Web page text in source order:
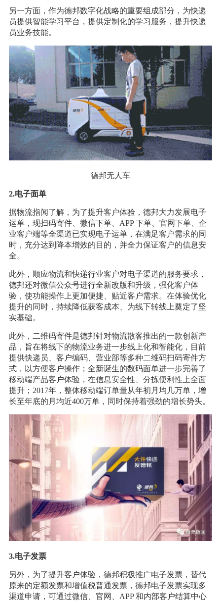
另一方面，作为德邦数字化战略的重要组成部分，为快递
员提供智能学习平台，提供定制化的学习服务，提升快递
员业务技能。
德邦无人车
2.电子面单
据物流指闻了解，为了提升客户体验，德邦大力发展电子
运单，现扫码寄件、微信下单、APP 下单、官网下单、企
业客户端等全渠道已实现电子运单，在满足客户需求的同
时，充分达到降本增效的目的，并全力保证客户的信息安
全。
此外，顺应物流和快递行业客户对电子渠道的服务要求，
德邦还对微信公众号进行全新改版和升级，强化客户体
验，使功能操作上更加便捷、贴近客户需求。在体验优化
提升的同时，持续降低获客成本、为线下转线上奠定了坚
实基础。
此外，二维码寄件是德邦针对物流散客推出的一款创新产
品，旨在将线下的物流业务进一步线上化和智能化，目前
提供快递员、客户编码、营业部等多种二维码扫码寄件方
式，以方便客户操作；全新诞生的数码面单进一步完善了
移动端产品客户体验，在信息安全性、分拣便利性上全面
提升；2017年，整体移动端订单量从年初月均几万单，增
长至年底的月均近400万单，同时保持着强劲的增长势头。
3.电子发票
另外，为了提升客户体验，德邦积极推广电子发票，替代
原来的定额发票和增值税普通发票，德邦电子发票实现多
渠道申请，可通过微信、官网、APP 和内部客户结算中心